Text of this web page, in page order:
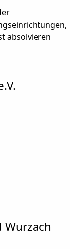
absolvieren
Wurzach